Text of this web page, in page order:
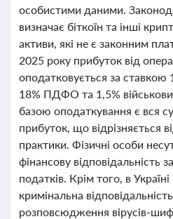
особистими даними.
визначає біткоїн та інші
активи, які не є законним
2025 року прибуток від
оподатковується за
18% ПДФО та 1,5%
базою оподаткування є вся
прибуток, що відрізняється
практики. Фізичні особи
фінансову відповідальність
податків. Крім того, в
кримінальна
розповсюдження вірусів-